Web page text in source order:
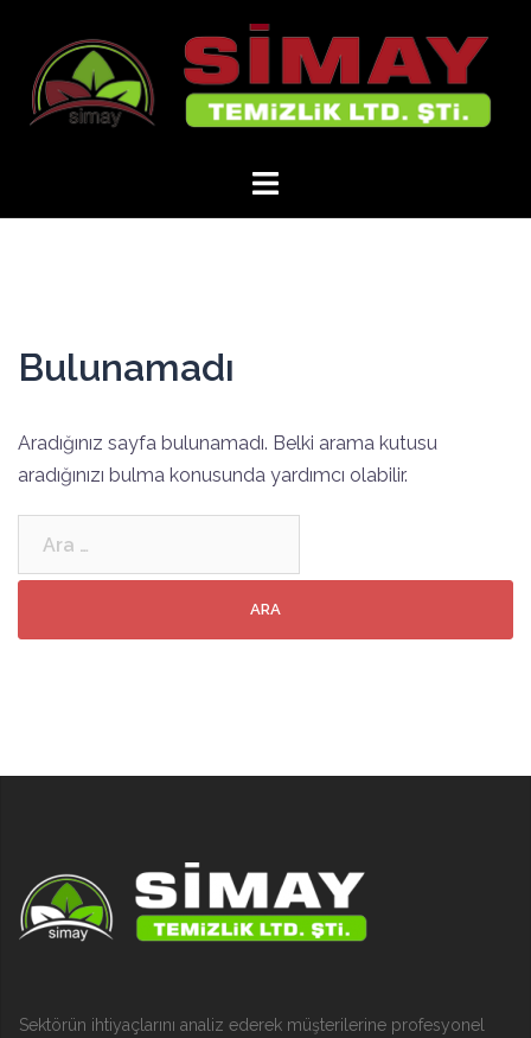
Bulunamadı
Aradığınız sayfa bulunamadı. Belki arama kutusu
aradığınızı bulma konusunda yardımcı olabilir.
Sektörün ihtiyaçlarını analiz ederek müşterilerine profesyonel